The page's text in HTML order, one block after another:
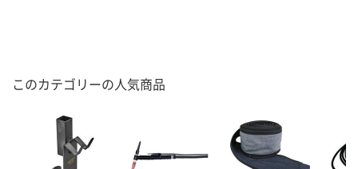
このカテゴリーの人気商品